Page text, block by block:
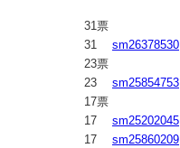
31票
31
sm26378530
23票
23
sm25854753
17票
17
sm25202045
17
sm25860209